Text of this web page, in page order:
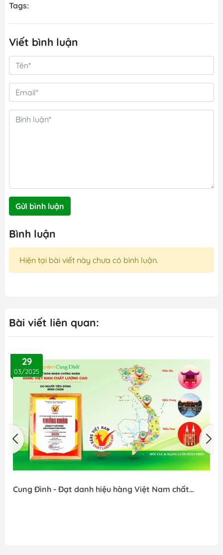
Tags:
Viết bình luận
Gửi bình luận
Bình luận
Hiện tại bài viết này chưa có bình luận.
Bài viết liên quan:
29
03/2025
Cung Đình - Đạt danh hiệu hàng Việt Nam chất